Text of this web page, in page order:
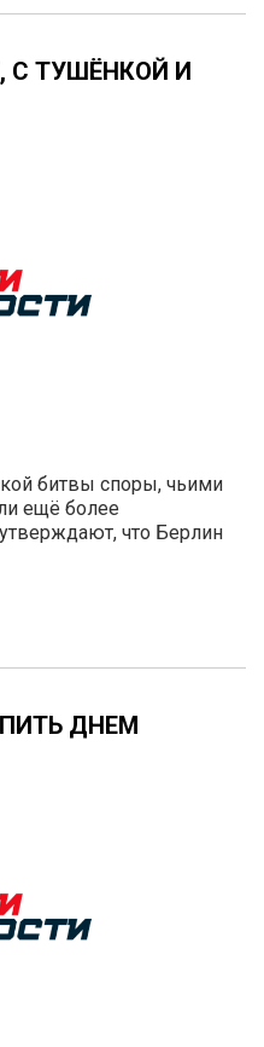
С ТУШЁНКОЙ И
битвы споры, чьими
ещё более
что Берлин
ДНЕМ